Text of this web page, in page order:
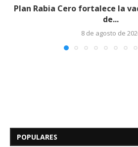
Plan Rabia Cero fortalece la
de...
8 de agosto de
POPULARESDesconocidos del...